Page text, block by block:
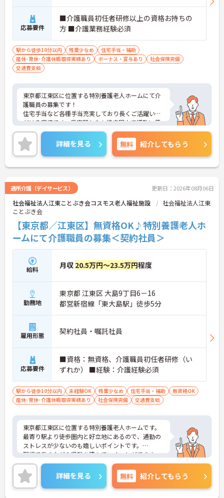
応募要件
■介護職員初任者研修以上の資格お持ちの
方 ■介護業務経験必須
駅から徒歩10分以内 残業少なめ
住宅手当・補助
産休･育休･介護休暇取得実績あり
ボーナス・賞与あり
社会保険完備
交通費支給
東京都江東区に位置する特別養護老人ホームにて介
護職員の募集です！
住宅手当など各種手当充実しており長くご活躍いた
だける環境です。最寄駅からも徒歩圏内で通勤に便
利な好立地です◎
ご興味のある方には、面接対策ポイントなど、さら
に詳細をご案内しますのでお気軽にご相談くださ
い！
詳細を見る 無料 紹介してもらう
通所介護（デイサービス） 更新日：2026年08月06日
社会福祉法人江東ことぶき会コスモス老人福祉施設
社会福祉法人江東
ことぶき会
【東京都／江東区】無資格OK♪特別養護老人ホ
ームにて介護職員の募集＜契約社員＞
給料 月収 20.5万円～23.5万円程度
勤務地
東京都 江東区 大島9丁目6－16
都営新宿線「東大島駅」徒歩5分
雇用形態 契約社員・嘱託社員
応募要件
■資格：無資格、介護職員初任者研修（い
ずれか） ■経験：介護経験必須
駅から徒歩10分以内 未経験OK 残業少なめ 住宅手当・補助
無資格OK
産休･育休･介護休暇取得実績あり
社会保険完備 交通費支給
東京都江東区に位置する特別養護老人ホームです。
最寄り駅より徒歩圏内と好立地にあるので、通勤の
ストレスが少ないのも嬉しいポイントです。
現場で働きながら経験を積んでいくことができま
す。
ご興味をお持ちの方はお気軽にお問い合わせくださ
い。
詳細を見る 無料 紹介してもらう